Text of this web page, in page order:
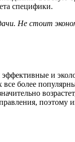
специфики.
Не стоит
и
более
поэтому